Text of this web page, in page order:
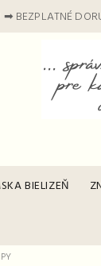
➡ BEZPLATNÉ
BIELIZEŇ